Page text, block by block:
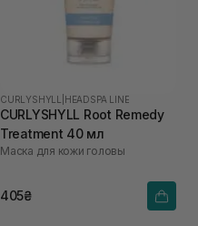
CURLYSHYLL HEADSPA LINE
CURLYSHYLL Root Remedy
Treatment 40 мл
Маска для кожи головы
405₴